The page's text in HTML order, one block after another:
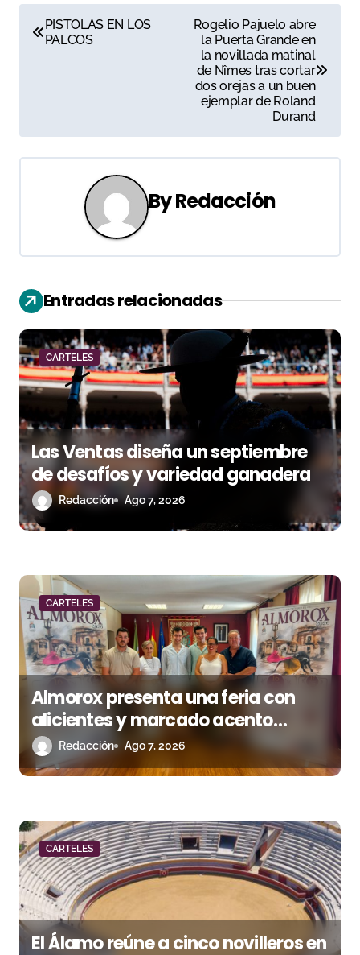
N
g
i
ó
n
d
e
e
n
t
r
d
a
s
PISTOLAS EN LOS
PALCOS
Rogelio Pajuelo abre
la Puerta Grande en
la novillada matinal
de Nîmes tras cortar
dos orejas a un buen
ejemplar de Roland
Durand
ByRedacción
Entradas relacionadas
CARTELES
Las Ventas diseña un septiembre
de desafíos y variedad ganadera
Redacción Ago 7, 2026
CARTELES
Almorox presenta una feria con
alicientes y marcado acento
toristaRedacción Ago 7, 2026
CARTELES
El Álamo reúne a cinco novilleros en